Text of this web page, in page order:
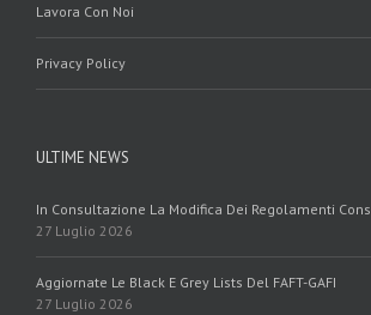
Lavora Con Noi
Privacy Policy
ULTIME NEWS
In Consultazione La Modifica Dei Regolamenti
27 Luglio 2026
Aggiornate Le Black E Grey Lists Del FAFT-GAFI
27 Luglio 2026